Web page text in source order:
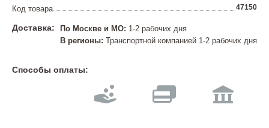
Код товара 47150
Доставка: По Москве и МО: 1-2 рабочих дня
В регионы: Транспортной компанией 1-2 рабочих дня
Способы оплаты: